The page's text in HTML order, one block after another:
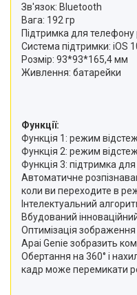
Сертифікати
Зв'язок: Bluetooth
Вага: 192 гр
Підтримка для
Система підтримки: iOS
Розмір: 93*93*165,4 мм
Живлення: батарейки
Функції:
Функція 1: режим
Функція 2: режим
Функція 3: підтримка
Автоматичне
коли ви переходите в
Інтелектуальний
Вбудований
Оптимізація зображення
Apai Genie зобразить
Обертання на 360° і
кадр може перемикати